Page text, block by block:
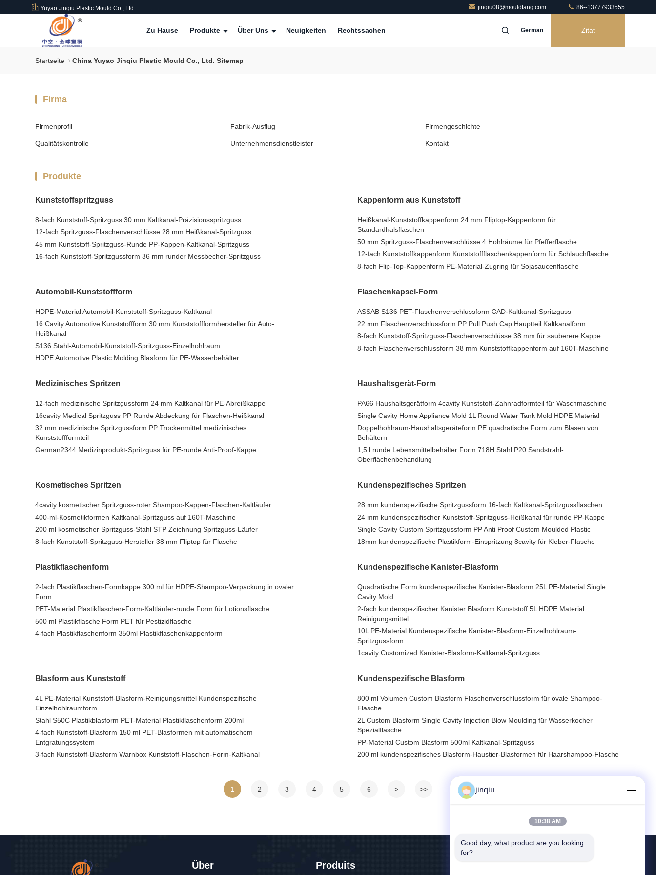
Yuyao Jinqiu Plastic Mould Co., Ltd. jinqiu08@mouldtang.com 86--13777933555
Zu Hause Produkte Über Uns Neuigkeiten Rechtssachen German Zitat
Startseite China Yuyao Jinqiu Plastic Mould Co., Ltd. Sitemap
Firma
Firmenprofil Fabrik-Ausflug Firmengeschichte
Qualitätskontrolle Unternehmensdienstleister Kontakt
Produkte
Kunststoffspritzguss
8-fach Kunststoff-Spritzguss 30 mm Kaltkanal-Präzisionsspritzguss
12-fach Spritzguss-Flaschenverschlüsse 28 mm Heißkanal-Spritzguss
45 mm Kunststoff-Spritzguss-Runde PP-Kappen-Kaltkanal-Spritzguss
16-fach Kunststoff-Spritzgussform 36 mm runder Messbecher-Spritzguss
Kappenform aus Kunststoff
Heißkanal-Kunststoffkappenform 24 mm Fliptop-Kappenform für
Standardhalsflaschen
50 mm Spritzguss-Flaschenverschlüsse 4 Hohlräume für Pfefferflasche
12-fach Kunststoffkappenform Kunststoffflaschenkappenform für Schlauchflasche
8-fach Flip-Top-Kappenform PE-Material-Zugring für Sojasaucenflasche
Automobil-Kunststoffform
HDPE-Material Automobil-Kunststoff-Spritzguss-Kaltkanal
16 Cavity Automotive Kunststoffform 30 mm Kunststoffformhersteller für Auto-
Heißkanal
S136 Stahl-Automobil-Kunststoff-Spritzguss-Einzelhohlraum
HDPE Automotive Plastic Molding Blasform für PE-Wasserbehälter
Flaschenkapsel-Form
ASSAB S136 PET-Flaschenverschlussform CAD-Kaltkanal-Spritzguss
22 mm Flaschenverschlussform PP Pull Push Cap Hauptteil Kaltkanalform
8-fach Kunststoff-Spritzguss-Flaschenverschlüsse 38 mm für sauberere Kappe
8-fach Flaschenverschlussform 38 mm Kunststoffkappenform auf 160T-Maschine
Medizinisches Spritzen
12-fach medizinische Spritzgussform 24 mm Kaltkanal für PE-Abreißkappe
16cavity Medical Spritzguss PP Runde Abdeckung für Flaschen-Heißkanal
32 mm medizinische Spritzgussform PP Trockenmittel medizinisches
Kunststoffformteil
German2344 Medizinprodukt-Spritzguss für PE-runde Anti-Proof-Kappe
Haushaltsgerät-Form
PA66 Haushaltsgerätform 4cavity Kunststoff-Zahnradformteil für Waschmaschine
Single Cavity Home Appliance Mold 1L Round Water Tank Mold HDPE Material
Doppelhohlraum-Haushaltsgeräteform PE quadratische Form zum Blasen von
Behältern
1,5 l runde Lebensmittelbehälter Form 718H Stahl P20 Sandstrahl-
Oberflächenbehandlung
Kosmetisches Spritzen
4cavity kosmetischer Spritzguss-roter Shampoo-Kappen-Flaschen-Kaltläufer
400-ml-Kosmetikformen Kaltkanal-Spritzguss auf 160T-Maschine
200 ml kosmetischer Spritzguss-Stahl STP Zeichnung Spritzguss-Läufer
8-fach Kunststoff-Spritzguss-Hersteller 38 mm Fliptop für Flasche
Kundenspezifisches Spritzen
28 mm kundenspezifische Spritzgussform 16-fach Kaltkanal-Spritzgussflaschen
24 mm kundenspezifischer Kunststoff-Spritzguss-Heißkanal für runde PP-Kappe
Single Cavity Custom Spritzgussform PP Anti Proof Custom Moulded Plastic
18mm kundenspezifische Plastikform-Einspritzung 8cavity für Kleber-Flasche
Plastikflaschenform
2-fach Plastikflaschen-Formkappe 300 ml für HDPE-Shampoo-Verpackung in ovaler
Form
PET-Material Plastikflaschen-Form-Kaltläufer-runde Form für Lotionsflasche
500 ml Plastikflasche Form PET für Pestizidflasche
4-fach Plastikflaschenform 350ml Plastikflaschenkappenform
Kundenspezifische Kanister-Blasform
Quadratische Form kundenspezifische Kanister-Blasform 25L PE-Material Single
Cavity Mold
2-fach kundenspezifischer Kanister Blasform Kunststoff 5L HDPE Material
Reinigungsmittel
10L PE-Material Kundenspezifische Kanister-Blasform-Einzelhohlraum-
Spritzgussform
1cavity Customized Kanister-Blasform-Kaltkanal-Spritzguss
Blasform aus Kunststoff
4L PE-Material Kunststoff-Blasform-Reinigungsmittel Kundenspezifische
Einzelhohlraumform
Stahl S50C Plastikblasform PET-Material Plastikflaschenform 200ml
4-fach Kunststoff-Blasform 150 ml PET-Blasformen mit automatischem
Entgratungssystem
3-fach Kunststoff-Blasform Warnbox Kunststoff-Flaschen-Form-Kaltkanal
Kundenspezifische Blasform
800 ml Volumen Custom Blasform Flaschenverschlussform für ovale Shampoo-
Flasche
2L Custom Blasform Single Cavity Injection Blow Moulding für Wasserkocher
Spezialflasche
PP-Material Custom Blasform 500ml Kaltkanal-Spritzguss
200 ml kundenspezifisches Blasform-Haustier-Blasformen für Haarshampoo-Flasche
1 2 3 4 5 6 > >>
Über Produits
jinqiu
10:38 AM
Good day, what product are you looking
for?